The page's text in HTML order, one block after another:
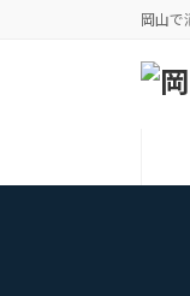
ス
ン
岡山で